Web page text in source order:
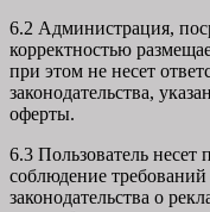
6.2 Администрация,
корректностью
при этом не несет
законодательства,
оферты.
6.3 Пользователь несет
соблюдение
законодательства о